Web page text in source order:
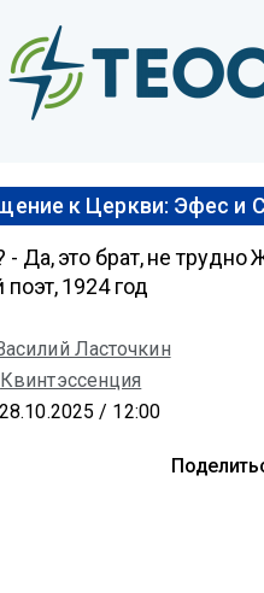
к Церкви: Эфес и
- Да, это брат, не
поэт, 1924 год
Ласточкин
Квинтэссенция
/ 12:00